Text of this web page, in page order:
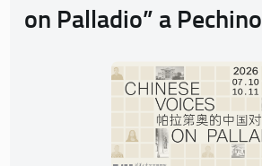
on Palladio” a Pechino